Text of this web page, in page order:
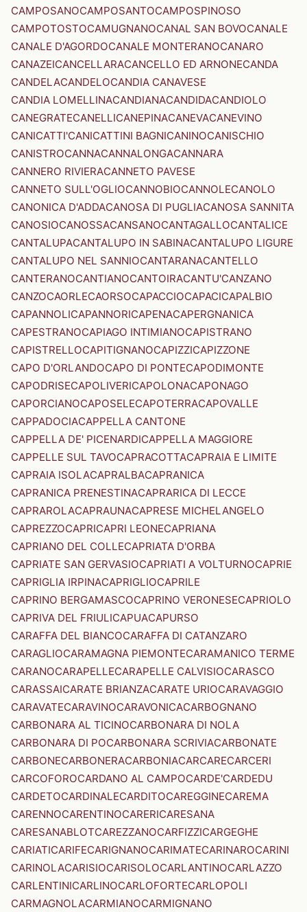
CAMPOSANOCAMPOSANTOCAMPOSPINOSO
CAMPOTOSTOCAMUGNANOCANAL SAN BOVOCANALE
CANALE D'AGORDOCANALE MONTERANOCANARO
CANAZEICANCELLARACANCELLO ED ARNONECANDA
CANDELACANDELOCANDIA CANAVESE
CANDIA LOMELLINACANDIANACANDIDACANDIOLO
CANEGRATECANELLICANEPINACANEVACANEVINO
CANICATTI'CANICATTINI BAGNICANINOCANISCHIO
CANISTROCANNACANNALONGACANNARA
CANNERO RIVIERACANNETO PAVESE
CANNETO SULL'OGLIOCANNOBIOCANNOLECANOLO
CANONICA D'ADDACANOSA DI PUGLIACANOSA SANNITA
CANOSIOCANOSSACANSANOCANTAGALLOCANTALICE
CANTALUPACANTALUPO IN SABINACANTALUPO LIGURE
CANTALUPO NEL SANNIOCANTARANACANTELLO
CANTERANOCANTIANOCANTOIRACANTU'CANZANO
CANZOCAORLECAORSOCAPACCIOCAPACICAPALBIO
CAPANNOLICAPANNORICAPENACAPERGNANICA
CAPESTRANOCAPIAGO INTIMIANOCAPISTRANO
CAPISTRELLOCAPITIGNANOCAPIZZICAPIZZONE
CAPO D'ORLANDOCAPO DI PONTECAPODIMONTE
CAPODRISECAPOLIVERICAPOLONACAPONAGO
CAPORCIANOCAPOSELECAPOTERRACAPOVALLE
CAPPADOCIACAPPELLA CANTONE
CAPPELLA DE' PICENARDICAPPELLA MAGGIORE
CAPPELLE SUL TAVOCAPRACOTTACAPRAIA E LIMITE
CAPRAIA ISOLACAPRALBACAPRANICA
CAPRANICA PRENESTINACAPRARICA DI LECCE
CAPRAROLACAPRAUNACAPRESE MICHELANGELO
CAPREZZOCAPRICAPRI LEONECAPRIANA
CAPRIANO DEL COLLECAPRIATA D'ORBA
CAPRIATE SAN GERVASIOCAPRIATI A VOLTURNOCAPRIE
CAPRIGLIA IRPINACAPRIGLIOCAPRILE
CAPRINO BERGAMASCOCAPRINO VERONESECAPRIOLO
CAPRIVA DEL FRIULICAPUACAPURSO
CARAFFA DEL BIANCOCARAFFA DI CATANZARO
CARAGLIOCARAMAGNA PIEMONTECARAMANICO TERME
CARANOCARAPELLECARAPELLE CALVISIOCARASCO
CARASSAICARATE BRIANZACARATE URIOCARAVAGGIO
CARAVATECARAVINOCARAVONICACARBOGNANO
CARBONARA AL TICINOCARBONARA DI NOLA
CARBONARA DI POCARBONARA SCRIVIACARBONATE
CARBONECARBONERACARBONIACARCARECARCERI
CARCOFOROCARDANO AL CAMPOCARDE'CARDEDU
CARDETOCARDINALECARDITOCAREGGINECAREMA
CARENNOCARENTINOCARERICARESANA
CARESANABLOTCAREZZANOCARFIZZICARGEGHE
CARIATICARIFECARIGNANOCARIMATECARINAROCARINI
CARINOLACARISIOCARISOLOCARLANTINOCARLAZZO
CARLENTINICARLINOCARLOFORTECARLOPOLI
CARMAGNOLACARMIANOCARMIGNANO